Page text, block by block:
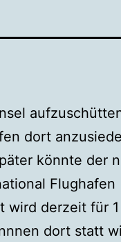
dort
könnte der
Flughafen
wird derzeit für 1
dort statt